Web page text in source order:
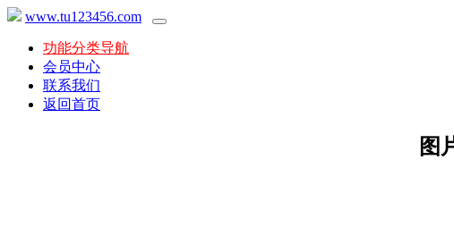
www.tu123456.com
功能分类导航
会员中心
联系我们
返回首页
图